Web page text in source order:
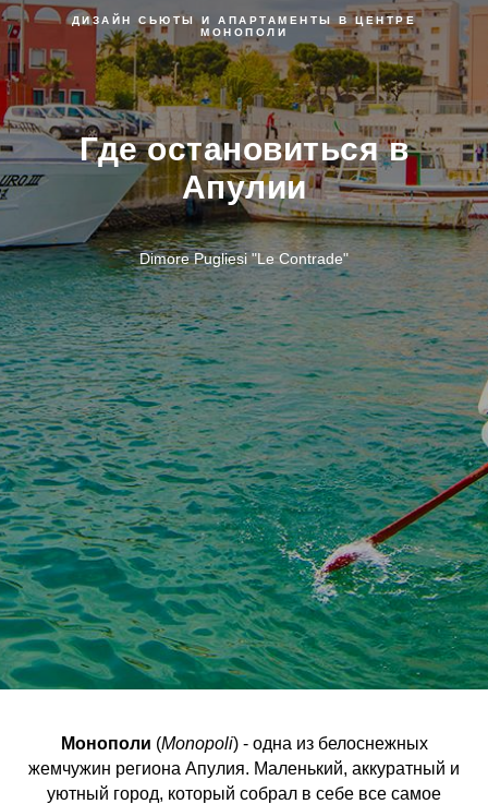
ДИЗАЙН СЬЮТЫ И АПАРТАМЕНТЫ В ЦЕНТРЕ
МОНОПОЛИ
Где остановиться в
Апулии
Dimore Pugliesi "Le Contrade"
Монополи (Monopoli) - одна из белоснежных
жемчужин региона Апулия. Маленький, аккуратный и
уютный город, который собрал в себе все самое